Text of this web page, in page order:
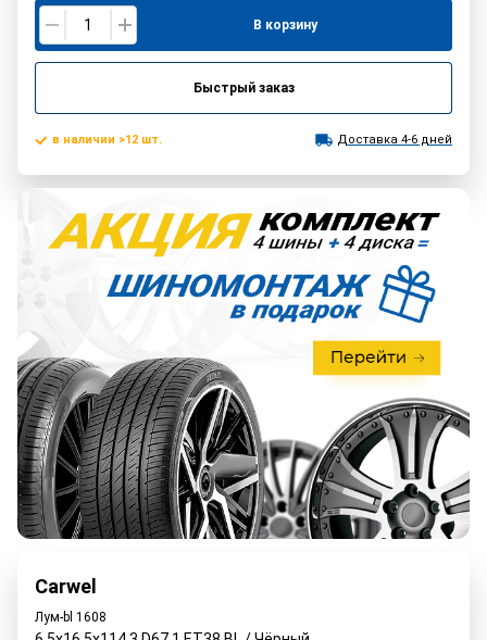
В корзину
Быстрый заказ
в наличии >12 шт. Доставка 4-6 дней
Carwel
Лум-bl 1608